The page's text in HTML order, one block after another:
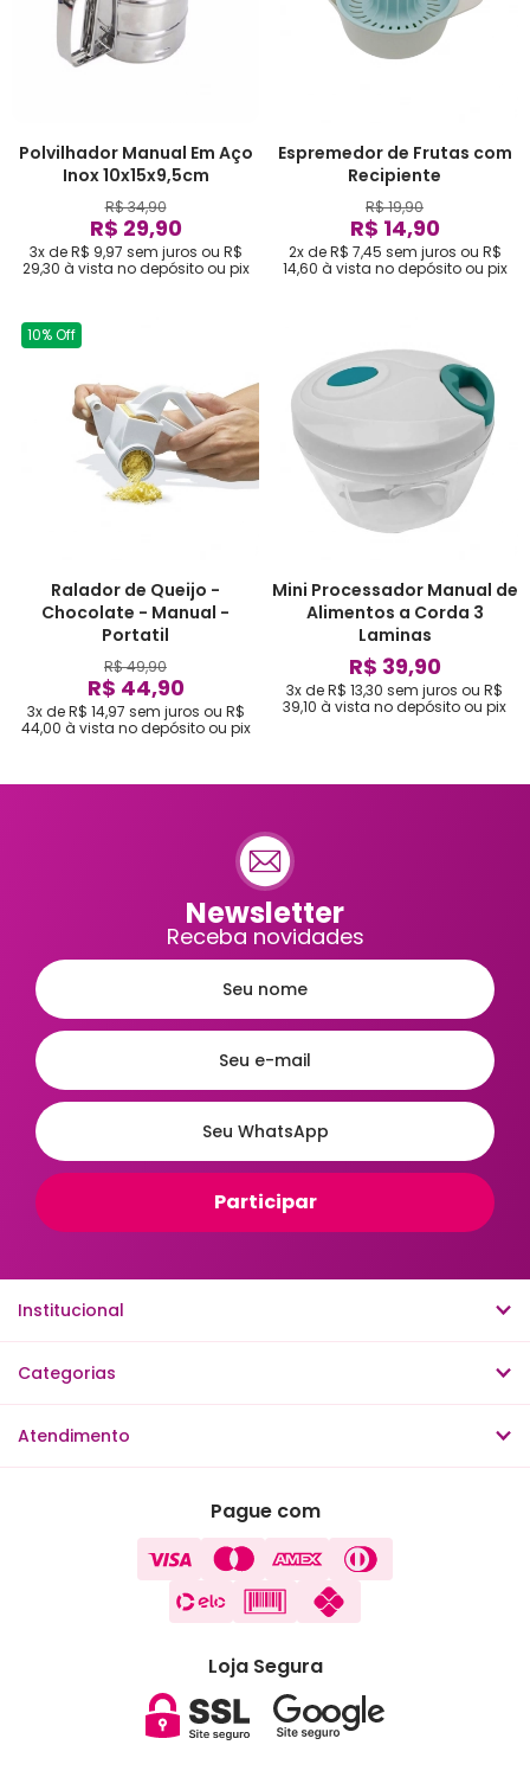
Polvilhador Manual Em Aço
Inox 10x15x9,5cm
R$ 34,90
R$ 29,90
3x de R$ 9,97 sem juros ou R$
29,30 à vista no depósito ou pix
Espremedor de Frutas com
Recipiente
R$ 19,90
R$ 14,90
2x de R$ 7,45 sem juros ou R$
14,60 à vista no depósito ou pix
10% Off
Ralador de Queijo -
Chocolate - Manual -
Portatil
R$ 49,90
R$ 44,90
3x de R$ 14,97 sem juros ou R$
44,00 à vista no depósito ou pix
Mini Processador Manual de
Alimentos a Corda 3
Laminas
R$ 39,90
3x de R$ 13,30 sem juros ou R$
39,10 à vista no depósito ou pix
Newsletter
Receba novidades
Institucional
Categorias
Atendimento
Pague com
Loja Segura